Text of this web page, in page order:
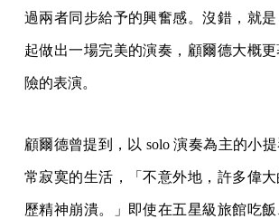
過兩者同步給予的興奮感。沒錯，就
起做出一場完美的演奏，顧爾德大概
險的表演。
顧爾德曾提到，以 solo 演奏為主的小
常寂寞的生活，「不意外地，許多偉
歷精神崩潰。」即使在五星級旅館吃